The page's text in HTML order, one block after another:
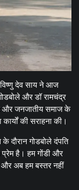
देव साय ने आज
और डॉ रामचंद्र
और जनजातीय समाज के
की सराहना की।
दौरान गोडबोले दंपति
प्रेम है। हम गोंडी और
और अब हम बस्तर नहीं